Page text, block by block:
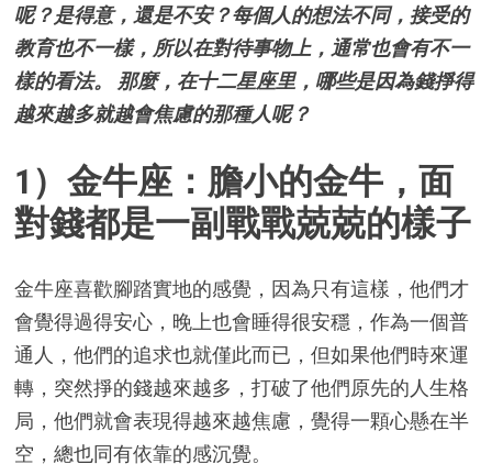
呢？是得意，還是不安？每個人的想法不同，接受的
教育也不一樣，所以在對待事物上，通常也會有不一
樣的看法。 那麼，在十二星座里，哪些是因為錢掙得
越來越多就越會焦慮的那種人呢？
1）金牛座：膽小的金牛，面
對錢都是一副戰戰兢兢的樣子
金牛座喜歡腳踏實地的感覺，因為只有這樣，他們才
會覺得過得安心，晚上也會睡得很安穩，作為一個普
通人，他們的追求也就僅此而已，但如果他們時來運
轉，突然掙的錢越來越多，打破了他們原先的人生格
局，他們就會表現得越來越焦慮，覺得一顆心懸在半
空，總也同有依靠的感沉覺。